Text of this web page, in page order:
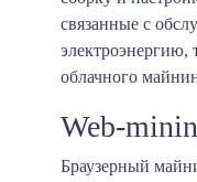
связанные с
электроэнергию,
облачного
Web-
Браузерный